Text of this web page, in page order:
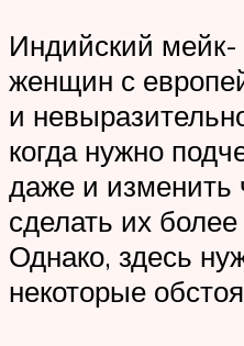
Индийский
женщин с
и
когда нужно
даже и изменить
сделать их
Однако, здесь
некоторые